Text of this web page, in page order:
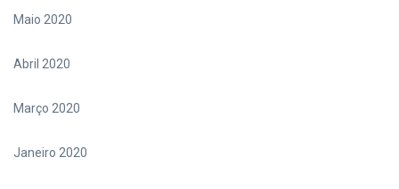
Maio 2020
Abril 2020
Março 2020
Janeiro 2020